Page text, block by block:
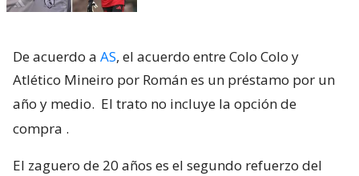
De acuerdo a AS, el acuerdo entre Colo Colo y
Atlético Mineiro por Román es un préstamo por un
año y medio. El trato no incluye la opción de
compra .
El zaguero de 20 años es el segundo refuerzo del